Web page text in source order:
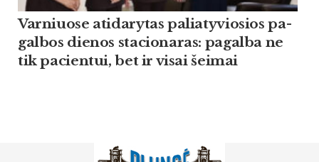
Var­niuo­se ati­da­ry­tas pa­lia­ty­vio­sios pa­
gal­bos die­nos sta­cio­na­ras: pa­gal­ba ne
tik pa­cien­tui, bet ir vi­sai šei­mai